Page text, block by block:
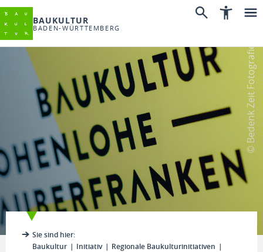
BAUKULTUR
BADEN-WÜRTTEMBERG
© Bedenk Zeit Fotografie
Sie sind hier:
Baukultur
Initiativ
Regionale Baukulturinitiativen